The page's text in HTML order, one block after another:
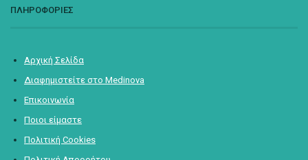
ΠΛΗΡΟΦΟΡΙΕΣ
Αρχική Σελίδα
Διαφημιστείτε στο Medinova
Επικοινωνία
Ποιοι είμαστε
Πολιτική Cookies